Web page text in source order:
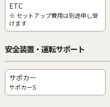
ETC
※ セットアップ費用は別途申し受
けます
安全装置・運転サポート
サポカー
サポカーS